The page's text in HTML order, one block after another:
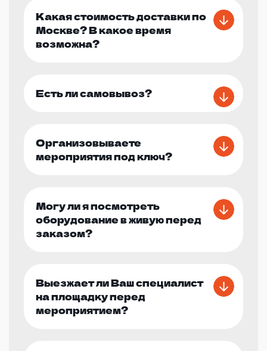
Какая стоимость доставки по
Москве? В какое время
возможна?
Есть ли самовывоз?
Организовываете
мероприятия под ключ?
Могу ли я посмотреть
оборудование в живую перед
заказом?
Выезжает ли Ваш специалист
на площадку перед
мероприятием?